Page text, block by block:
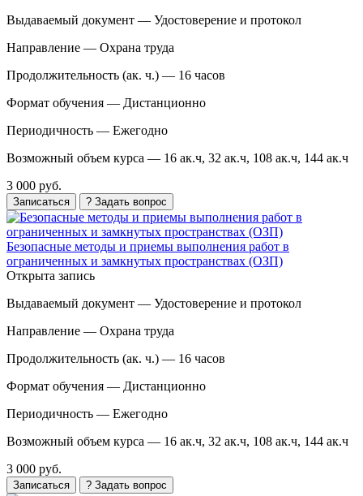
Выдаваемый документ — Удостоверение и протокол
Направление — Охрана труда
Продолжительность (ак. ч.) — 16 часов
Формат обучения — Дистанционно
Периодичность — Ежегодно
Возможный объем курса — 16 ак.ч, 32 ак.ч, 108 ак.ч, 144 ак.ч
3 000 руб.
Записаться ? Задать вопрос
Безопасные методы и приемы выполнения работ в
ограниченных и замкнутых пространствах (ОЗП)
Открыта запись
Выдаваемый документ — Удостоверение и протокол
Направление — Охрана труда
Продолжительность (ак. ч.) — 16 часов
Формат обучения — Дистанционно
Периодичность — Ежегодно
Возможный объем курса — 16 ак.ч, 32 ак.ч, 108 ак.ч, 144 ак.ч
3 000 руб.
Записаться ? Задать вопрос